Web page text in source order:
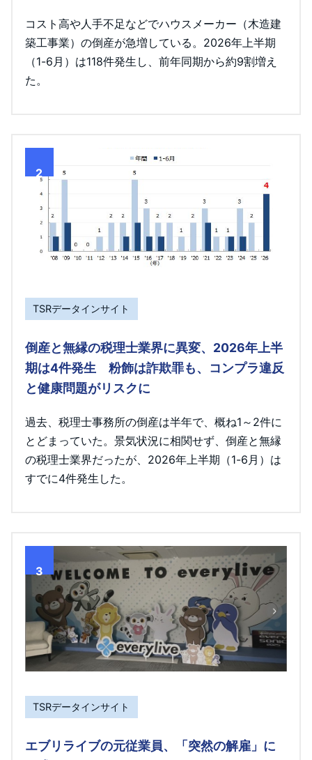
コスト高や人手不足などでハウスメーカー（木造建
築工事業）の倒産が急増している。2026年上半期
（1-6月）は118件発生し、前年同期から約9割増え
た。
2
TSRデータインサイト
倒産と無縁の税理士業界に異変、2026年上半
期は4件発生 粉飾は詐欺罪も、コンプラ違反
と健康問題がリスクに
過去、税理士事務所の倒産は半年で、概ね1～2件に
とどまっていた。景気状況に相関せず、倒産と無縁
の税理士業界だったが、2026年上半期（1-6月）は
すでに4件発生した。
3
TSRデータインサイト
エブリライブの元従業員、「突然の解雇」に